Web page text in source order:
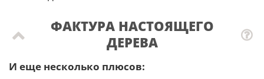
ФАКТУРА НАСТОЯЩЕГО
ДЕРЕВА
И еще несколько плюсов: